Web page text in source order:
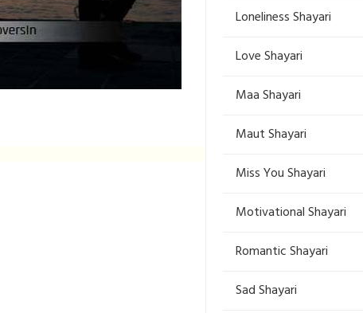
Loneliness Shayari
Love Shayari
Maa Shayari
Maut Shayari
Miss You Shayari
Motivational Shayari
Romantic Shayari
Sad Shayari